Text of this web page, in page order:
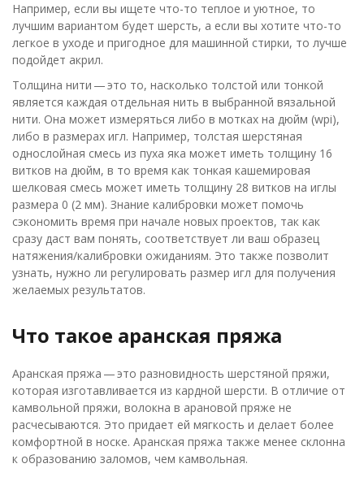
Например, если вы ищете что-то теплое и уютное, то
лучшим вариантом будет шерсть, а если вы хотите что-то
легкое в уходе и пригодное для машинной стирки, то лучше
подойдет акрил.
Толщина нити — это то, насколько толстой или тонкой
является каждая отдельная нить в выбранной вязальной
нити. Она может измеряться либо в мотках на дюйм (wpi),
либо в размерах игл. Например, толстая шерстяная
однослойная смесь из пуха яка может иметь толщину 16
витков на дюйм, в то время как тонкая кашемировая
шелковая смесь может иметь толщину 28 витков на иглы
размера 0 (2 мм). Знание калибровки может помочь
сэкономить время при начале новых проектов, так как
сразу даст вам понять, соответствует ли ваш образец
натяжения/калибровки ожиданиям. Это также позволит
узнать, нужно ли регулировать размер игл для получения
желаемых результатов.
Что такое аранская пряжа
Аранская пряжа — это разновидность шерстяной пряжи,
которая изготавливается из кардной шерсти. В отличие от
камвольной пряжи, волокна в арановой пряже не
расчесываются. Это придает ей мягкость и делает более
комфортной в носке. Аранская пряжа также менее склонна
к образованию заломов, чем камвольная.